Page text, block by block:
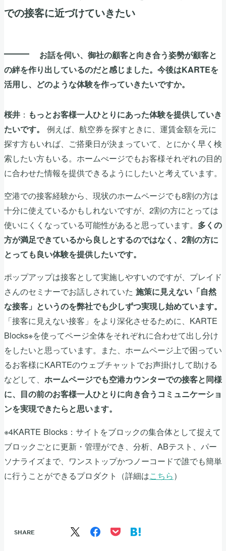
での接客に近づけていきたい
お話を伺い、御社の顧客と向き合う姿勢が顧客と
の絆を作り出しているのだと感じました。今後はKARTEを
活用し、どのような体験を作っていきたいですか。
桜井 ： もっとお客様一人ひとりにあった体験を提供していき
たいです。
例えば、航空券を探すときに、運賃金額を元に
探す方もいれば、ご搭乗日が決まっていて、とにかく早く検
索したい方もいる。ホームぺージでもお客様それぞれの目的
に合わせた情報を提供できるようにしたいと考えています。
空港での接客経験から、現状のホームページでも8割の方は
十分に使えているかもしれないですが、2割の方にとっては
使いにくくなっている可能性があると思っています。 多くの
方が満足できているから良しとするのではなく、2割の方に
とっても良い体験を提供したいです。
ポップアップは接客として実施しやすいのですが、プレイド
さんのセミナーでお話しされていた 施策に見えない「自然
な接客」というのを弊社でも少しずつ実現し始めています。
「接客に見えない接客」をより深化させるために、KARTE
Blocks※を使ってページ全体をそれぞれに合わせて出し分け
をしたいと思っています。また、ホームページ上で困ってい
るお客様にKARTEのウェブチャットでお声掛けして助ける
などして、 ホームページでも空港カウンターでの接客と同様
に、目の前のお客様一人ひとりに向き合うコミュニケーショ
ンを実現できたらと思います。
※4KARTE Blocks：サイトをブロックの集合体として捉えて
ブロックごとに更新・管理ができ、分析、ABテスト、パー
ソナライズまで、ワンストップかつノーコードで誰でも簡単
に行うことができるプロダクト（詳細はこちら）
SHARE